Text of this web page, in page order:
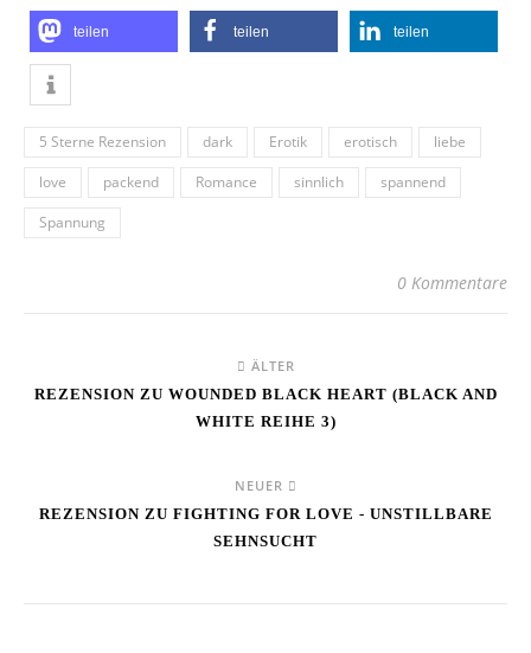
teilen teilen teilen
5 Sterne Rezension dark Erotik erotisch
liebe
love
packend Romance sinnlich
spannend
Spannung
0 Kommentare
ÄLTER
REZENSION ZU WOUNDED BLACK HEART (BLACK AND
WHITE REIHE 3)
NEUER
REZENSION ZU FIGHTING FOR LOVE - UNSTILLBARE
SEHNSUCHT